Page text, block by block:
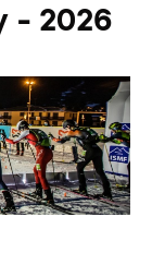
- 2026